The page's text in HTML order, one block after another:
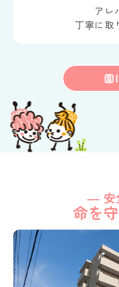
アレ
丁寧に取
園
― 安
命を